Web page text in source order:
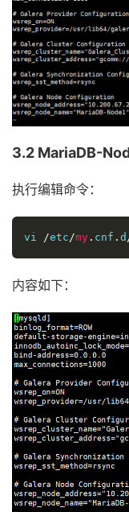
3.2 MariaDB-
执行编辑命令：
vi
/etc /my . cnf . d
内容如下：